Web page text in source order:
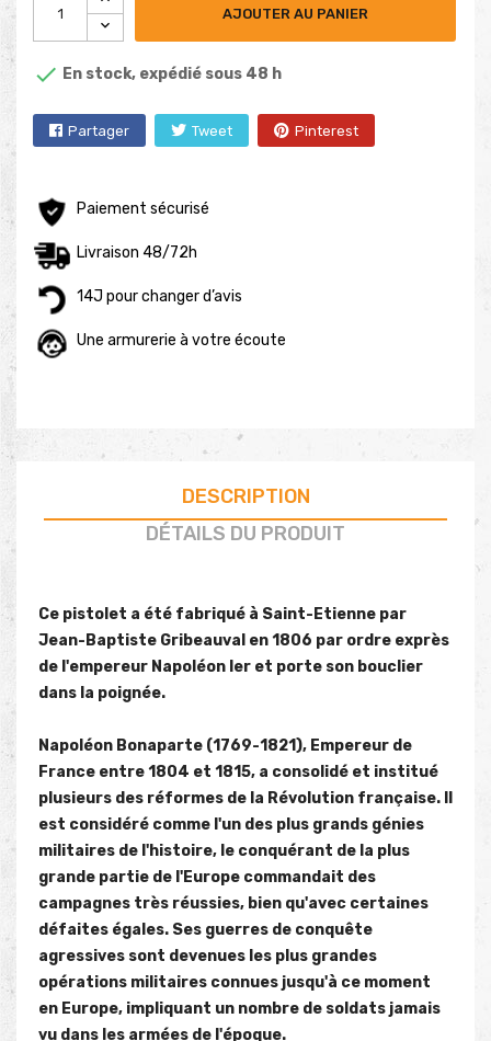
AJOUTER AU PANIER
 En stock, expédié sous 48 h
Partager Tweet Pinterest
Paiement sécurisé
Livraison 48/72h
14J pour changer d’avis
Une armurerie à votre écoute
DESCRIPTION
DÉTAILS DU PRODUIT
Ce pistolet a été fabriqué à Saint-Etienne par
Jean-Baptiste Gribeauval en 1806 par ordre exprès
de l'empereur Napoléon Ier et porte son bouclier
dans la poignée.
Napoléon Bonaparte (1769-1821), Empereur de
France entre 1804 et 1815, a consolidé et institué
plusieurs des réformes de la Révolution française. Il
est considéré comme l'un des plus grands génies
militaires de l'histoire, le conquérant de la plus
grande partie de l'Europe commandait des
campagnes très réussies, bien qu'avec certaines
défaites égales. Ses guerres de conquête
agressives sont devenues les plus grandes
opérations militaires connues jusqu'à ce moment
en Europe, impliquant un nombre de soldats jamais
vu dans les armées de l'époque.